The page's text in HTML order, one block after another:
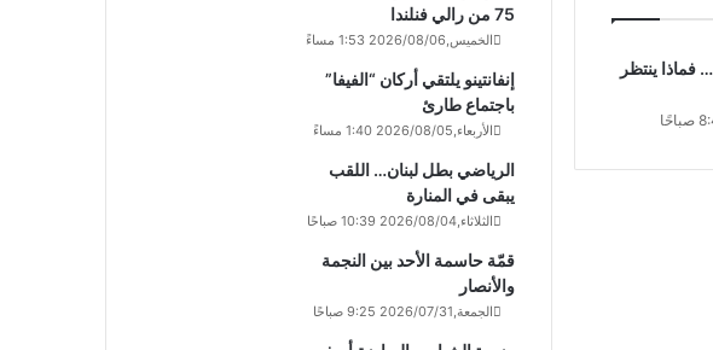
ينتظر
75 من رالي فنلندا
الخميس,2026/08/06 1:53 مساءً
إنفانتينو يلتقي أركان “الفيفا”
باجتماع طارئ
الأربعاء,2026/08/05 1:40 مساءً
الرياضي بطل لبنان… اللقب
يبقى في المنارة
الثلاثاء,2026/08/04 10:39 صباحًا
قمّة حاسمة الأحد بين النجمة
والأنصار
الجمعة,2026/07/31 9:25 صباحًا